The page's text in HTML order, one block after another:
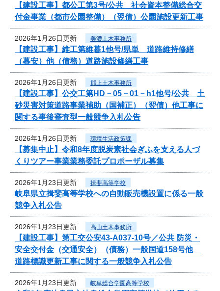
【建設工事】都公工第3号/公共 社会資本整備総合交
付金事業（都市公園整備）（翌債）公園施設更新工事
2026年1月26日更新 美濃土木事務所
【建設工事】維工第維暮1他号/県単 道路維持修繕
（暮安）他（債務）道路施設修繕工事
2026年1月26日更新 郡上土木事務所
【建設工事】公交工第HD－05－01－h1他号/公共 土
砂災害対策道路事業補助（国補正）（翌債）他工事に
関する事後審査型一般競争入札公告
2026年1月26日更新 環境生活政策課
【募集中止】令和8年度脱炭素社会ぎふを支える人づ
くりツアー事業業務委託プロポーザル募集
2026年1月23日更新 揖斐高等学校
岐阜県立揖斐高等学校への自動販売機設置に係る一般
競争入札公告
2026年1月23日更新 高山土木事務所
【建設工事】第工交公安43-A037-10号／公共 防災・
安全交付金（交通安全）（債務）一般国道158号他
道路標識更新工事に関する一般競争入札公告
2026年1月23日更新 岐阜総合学園高等学校